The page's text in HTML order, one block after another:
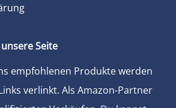
Seite
empfohlenen Produkte werden
verlinkt. Als Amazon-Partner